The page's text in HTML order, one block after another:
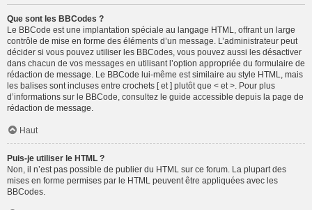
Que sont les BBCodes ?
Le BBCode est une implantation spéciale au langage HTML, offrant un large
contrôle de mise en forme des éléments d’un message. L’administrateur peut
décider si vous pouvez utiliser les BBCodes, vous pouvez aussi les désactiver
dans chacun de vos messages en utilisant l’option appropriée du formulaire de
rédaction de message. Le BBCode lui-même est similaire au style HTML, mais
les balises sont incluses entre crochets [ et ] plutôt que < et >. Pour plus
d’informations sur le BBCode, consultez le guide accessible depuis la page de
rédaction de message.
Haut
Puis-je utiliser le HTML ?
Non, il n’est pas possible de publier du HTML sur ce forum. La plupart des
mises en forme permises par le HTML peuvent être appliquées avec les
BBCodes.